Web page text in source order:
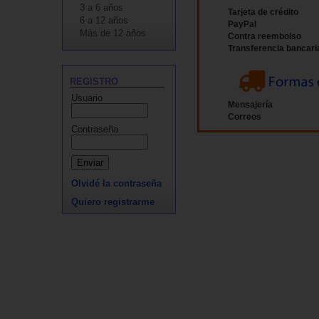
3 a 6 años
6 a 12 años
Más de 12 años
REGISTRO
Usuario
Contraseña
Olvidé la contraseña
Quiero registrarme
Tarjeta de crédito
PayPal
Contra reembolso
Transferencia
Mensajería
Correos